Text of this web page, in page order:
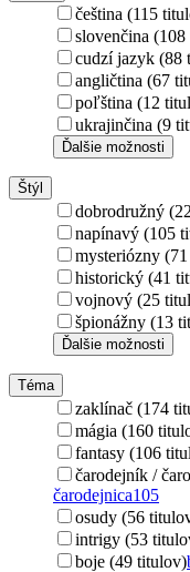
čeština (115
slovenčina
cudzí jazyk (88
angličtina (67
poľština (12
ukrajinčina (9
Ďalšie možnosti
Štýl
dobrodružný
napínavý (105
mysteriózny
historický (41
vojnový (25
špionážny (13
Ďalšie možnosti
Téma
zaklínač (174
mágia (160
fantasy (106
čarodejník /
čarodejnica105
osudy (56
intrigy (53
boje (49 titulov)